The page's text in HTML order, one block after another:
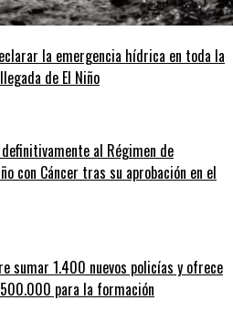
la emergencia hídrica en toda la
de El Niño
al Régimen de
con Cáncer tras su aprobación en el
sumar 1.400 nuevos policías y ofrece
para la formación